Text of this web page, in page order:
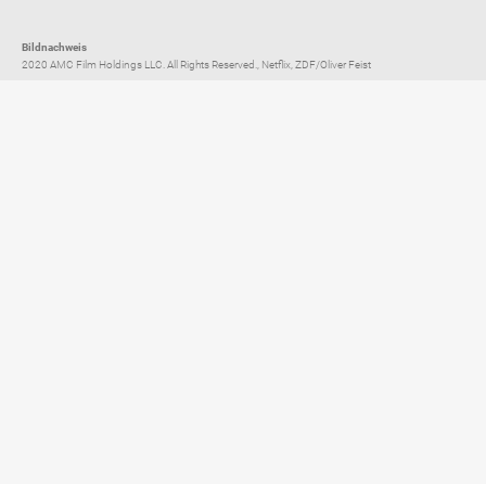
Bildnachweis
2020 AMC Film Holdings LLC. All Rights Reserved., Netflix, ZDF/Oliver Feist